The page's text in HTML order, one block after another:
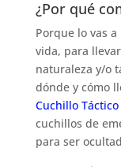
¿Por qué
Porque lo vas
vida, para
naturaleza y/o
dónde y cómo
Cuchillo
cuchillos de
para ser